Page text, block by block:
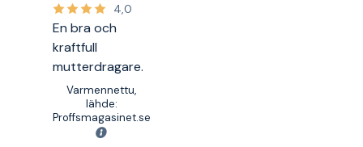
4,0
En bra och
kraftfull
mutterdragare.
Varmennettu,
lähde:
Proffsmagasinet.se